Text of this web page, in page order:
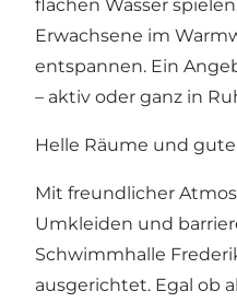
flachen Wasser
Erwachsene im
entspannen. Ein
– aktiv oder ganz in
Helle Räume und
Mit freundlicher
Umkleiden und
Schwimmhalle
ausgerichtet. Egal ob